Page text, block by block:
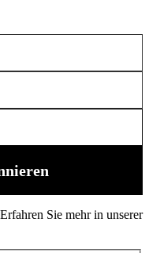
Sie mehr in unserer